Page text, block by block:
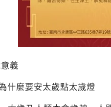
義
什麼要安太歲點太歲燈